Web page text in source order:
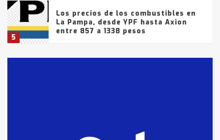
5
Los precios de los combustibles en
La Pampa, desde YPF hasta Axion
entre 857 a 1338 pesos
fueron detenidos por